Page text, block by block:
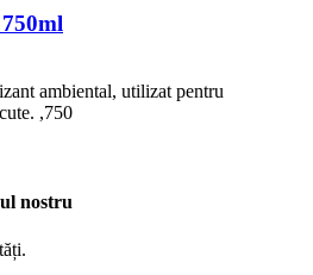
ambiental, utilizat pentru
,750
nostru